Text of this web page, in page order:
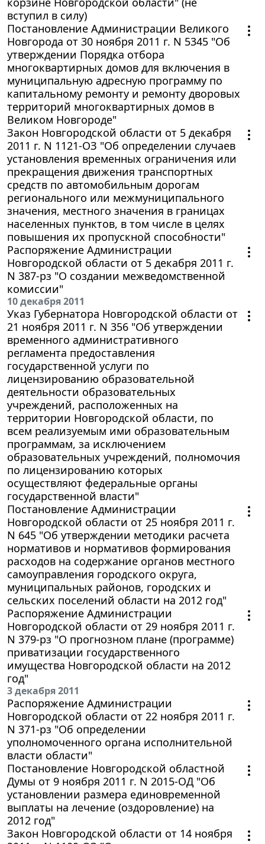
вступил в силу)
Постановление Администрации Великого
Новгорода от 30 ноября 2011 г. N 5345 "Об
утверждении Порядка отбора
многоквартирных домов для включения в
муниципальную адресную программу по
капитальному ремонту и ремонту дворовых
территорий многоквартирных домов в
Великом Новгороде"
Закон Новгородской области от 5 декабря
2011 г. N 1121-ОЗ "Об определении случаев
установления временных ограничения или
прекращения движения транспортных
средств по автомобильным дорогам
регионального или межмуниципального
значения, местного значения в границах
населенных пунктов, в том числе в целях
повышения их пропускной способности"
Распоряжение Администрации
Новгородской области от 5 декабря 2011 г.
N 387-рз "О создании межведомственной
комиссии"
10 декабря 2011
Указ Губернатора Новгородской области от
21 ноября 2011 г. N 356 "Об утверждении
временного административного
регламента предоставления
государственной услуги по
лицензированию образовательной
деятельности образовательных
учреждений, расположенных на
территории Новгородской области, по
всем реализуемым ими образовательным
программам, за исключением
образовательных учреждений, полномочия
по лицензированию которых
осуществляют федеральные органы
государственной власти"
Постановление Администрации
Новгородской области от 25 ноября 2011 г.
N 645 "Об утверждении методики расчета
нормативов и нормативов формирования
расходов на содержание органов местного
самоуправления городского округа,
муниципальных районов, городских и
сельских поселений области на 2012 год"
Распоряжение Администрации
Новгородской области от 29 ноября 2011 г.
N 379-рз "О прогнозном плане (программе)
приватизации государственного
имущества Новгородской области на 2012
год"
3 декабря 2011
Распоряжение Администрации
Новгородской области от 22 ноября 2011 г.
N 371-рз "Об определении
уполномоченного органа исполнительной
власти области"
Постановление Новгородской областной
Думы от 9 ноября 2011 г. N 2015-ОД "Об
установлении размера единовременной
выплаты на лечение (оздоровление) на
2012 год"
Закон Новгородской области от 14 ноября